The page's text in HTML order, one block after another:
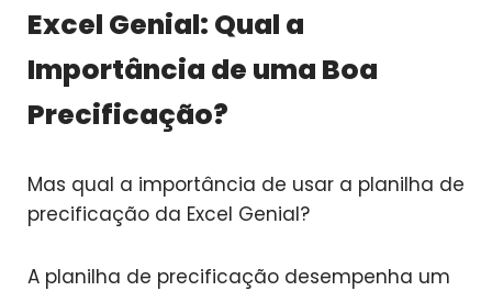
Excel Genial: Qual a
Importância de uma Boa
Precificação?
Mas qual a importância de usar a planilha de
precificação da Excel Genial?
A planilha de precificação desempenha um